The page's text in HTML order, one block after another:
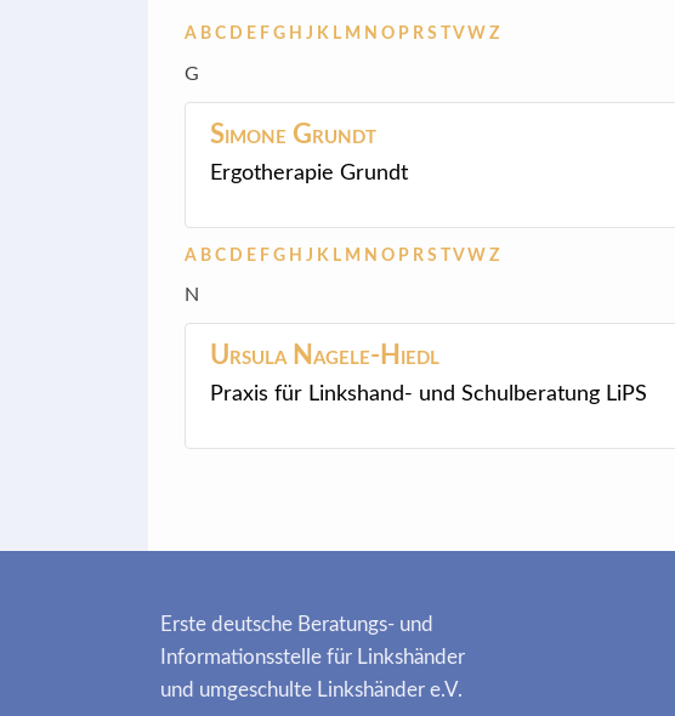
A B C D E F G H J K L M N O P R S V W Z
G
Simone Grundt
Ergotherapie Grundt
A B C D E F G H J K L M N O P R S TV W Z
N
Ursula Nagele-Hiedl
Praxis für Linkshand- und Schulberatung LiPS
Erste deutsche Beratungs- und
Informationsstelle für Linkshänder
und umgeschulte Linkshänder e.V.